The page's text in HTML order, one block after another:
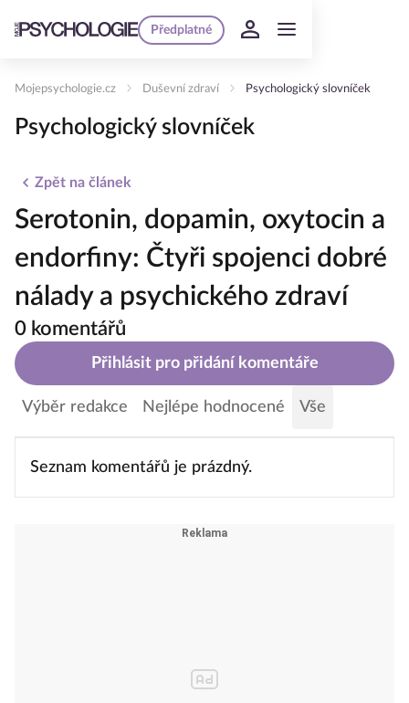
Předplatné
Mojepsychologie.cz Duševní zdraví Psychologický slovníček
Psychologický slovníček
Zpět na článek
Serotonin, dopamin, oxytocin a
endorfiny: Čtyři spojenci dobré
nálady a psychického zdraví
0 komentářů
Přihlásit pro přidání komentáře
Výběr redakce Nejlépe hodnocené Vše
Seznam komentářů je prázdný.